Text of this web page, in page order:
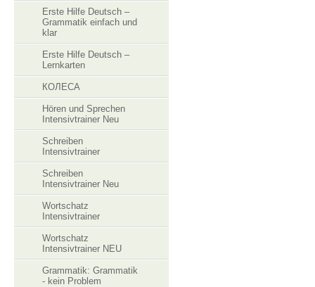
Erste Hilfe Deutsch –
Grammatik einfach und
klar
Erste Hilfe Deutsch –
Lernkarten
КОЛЕСА
Hören und Sprechen
Intensivtrainer Neu
Schreiben
Intensivtrainer
Schreiben
Intensivtrainer Neu
Wortschatz
Intensivtrainer
Wortschatz
Intensivtrainer NEU
Grammatik: Grammatik
- kein Problem